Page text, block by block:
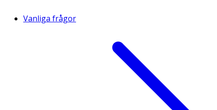
Vanliga frågor